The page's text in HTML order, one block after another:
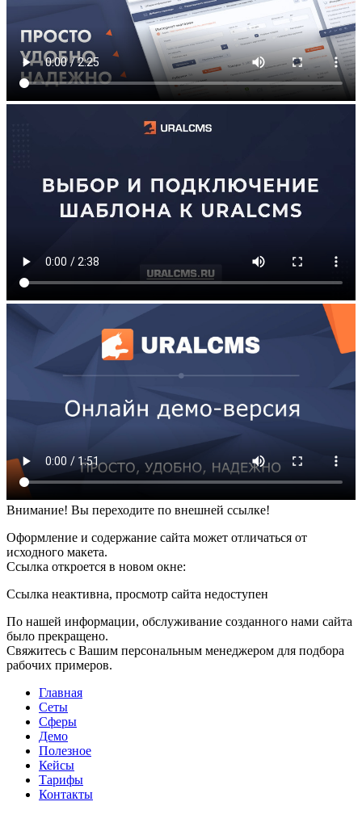
Внимание! Вы переходите по внешней ссылке!
Оформление и содержание сайта может отличаться от
исходного макета.
Ссылка откроется в новом окне:
Ссылка неактивна, просмотр сайта недоступен
По нашей информации, обслуживание созданного нами сайта
было прекращено.
Свяжитесь с Вашим персональным менеджером для подбора
рабочих примеров.
Главная
Сеты
Сферы
Демо
Полезное
Кейсы
Тарифы
Контакты